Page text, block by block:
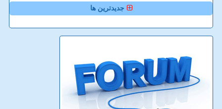
جدیدترین ها